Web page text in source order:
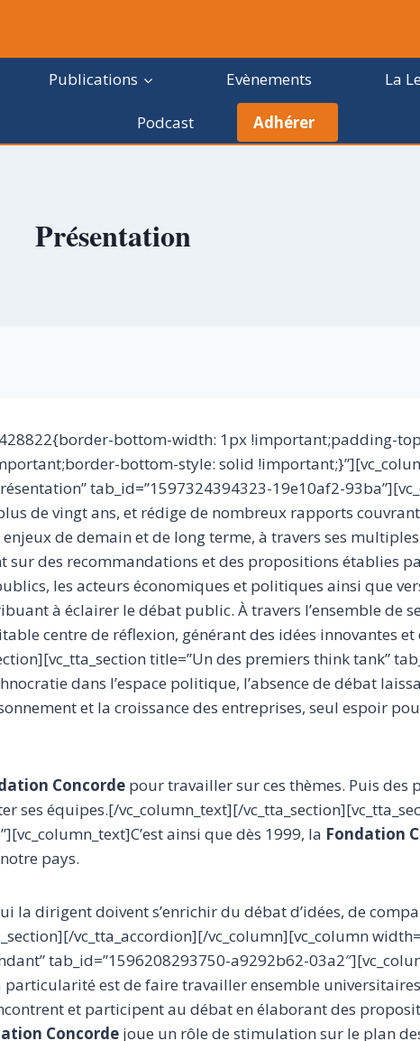
Publications Evènements La
Podcast Adhérer
Présentation
bottom-width: 1px !important;padding-
bottom-style: solid
tab_id=”1597324394323-19e10af2-
de vingt ans, et rédige de nombreux rapports
de demain et de long terme, à travers ses
sur des recommandations et des propositions établies
les acteurs économiques et politiques ainsi que
à éclairer le débat public. À travers l’ensemble de
centre de réflexion, générant des idées innovantes
title=”Un des premiers think tank”
dans l’espace politique, l’absence de débat
et la croissance des entreprises, seul espoir
Concorde pour travailler sur ces thèmes. Puis des
équipes.[/vc_column_text][/
ainsi que dès 1999, la Fondation
pays.
la dirigent doivent s’enrichir du débat d’idées, de
vc_tta_accordion][/vc_column][vc_column
tab_id=”1596208293750-a9292b62-
est de faire travailler ensemble
et participent au débat en élaborant des
Concorde joue un rôle de stimulation sur le plan